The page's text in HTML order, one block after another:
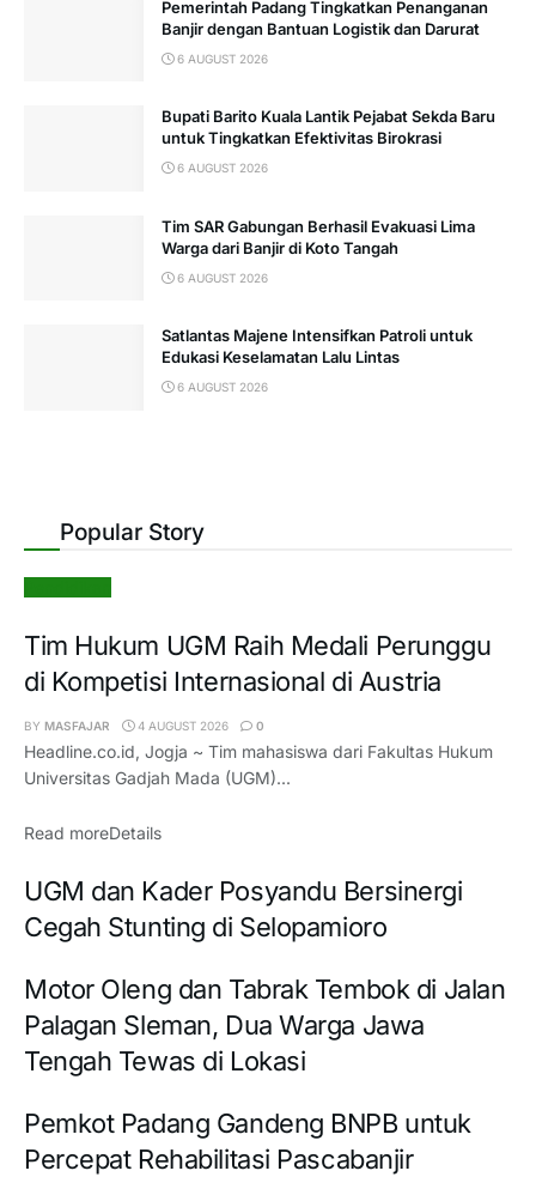
Pemerintah Padang Tingkatkan Penanganan
Banjir dengan Bantuan Logistik dan Darurat
6 AUGUST 2026
Bupati Barito Kuala Lantik Pejabat Sekda Baru
untuk Tingkatkan Efektivitas Birokrasi
6 AUGUST 2026
Tim SAR Gabungan Berhasil Evakuasi Lima
Warga dari Banjir di Koto Tangah
6 AUGUST 2026
Satlantas Majene Intensifkan Patroli untuk
Edukasi Keselamatan Lalu Lintas
6 AUGUST 2026
Popular Story
Tim Hukum UGM Raih Medali Perunggu
di Kompetisi Internasional di Austria
BY MASFAJAR 4 AUGUST 2026 0
Headline.co.id, Jogja ~ Tim mahasiswa dari Fakultas Hukum
Universitas Gadjah Mada (UGM)...
Read moreDetails
UGM dan Kader Posyandu Bersinergi
Cegah Stunting di Selopamioro
Motor Oleng dan Tabrak Tembok di Jalan
Palagan Sleman, Dua Warga Jawa
Tengah Tewas di Lokasi
Pemkot Padang Gandeng BNPB untuk
Percepat Rehabilitasi Pascabanjir